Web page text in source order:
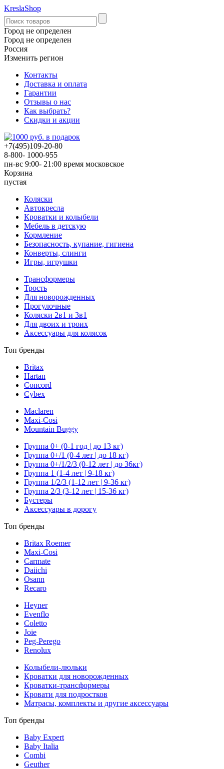
KreslaShop
Город не определен
Город не определен
Россия
Изменить регион
Контакты
Доставка и оплата
Гарантии
Отзывы о нас
Как выбрать?
Скидки и акции
+7(495)109-20-80
8-800- 1000-955
пн-вс 9:00- 21:00 время московское
Корзина
пустая
Коляски
Автокресла
Кроватки и колыбели
Мебель в детскую
Кормление
Безопасность, купание, гигиена
Конверты, слинги
Игры, игрушки
Трансформеры
Трость
Для новорожденных
Прогулочные
Коляски 2в1 и 3в1
Для двоих и троих
Аксессуары для колясок
Топ бренды
Britax
Hartan
Concord
Cybex
Maclaren
Maxi-Cosi
Mountain Buggy
Группа 0+ (0-1 год | до 13 кг)
Группа 0+/1 (0-4 лет | до 18 кг)
Группа 0+/1/2/3 (0-12 лет | до 36кг)
Группа 1 (1-4 лет | 9-18 кг)
Группа 1/2/3 (1-12 лет | 9-36 кг)
Группа 2/3 (3-12 лет | 15-36 кг)
Бустеры
Аксессуары в дорогу
Топ бренды
Britax Roemer
Maxi-Cosi
Carmate
Daiichi
Osann
Recaro
Heyner
Evenflo
Coletto
Joie
Peg-Perego
Renolux
Колыбели-люльки
Кроватки для новорожденных
Кроватки-трансформеры
Кровати для подростков
Матрасы, комплекты и другие аксессуары
Топ бренды
Baby Expert
Baby Italia
Combi
Geuther